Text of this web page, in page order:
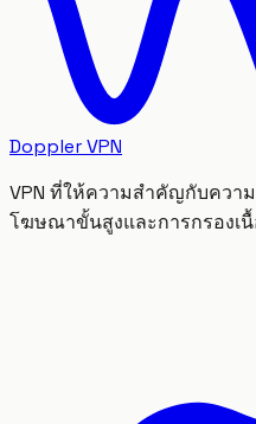
Doppler VPN
VPN ที่ให้ความสำคัญกับควา
โฆษณาขั้นสูงและการกรองเ